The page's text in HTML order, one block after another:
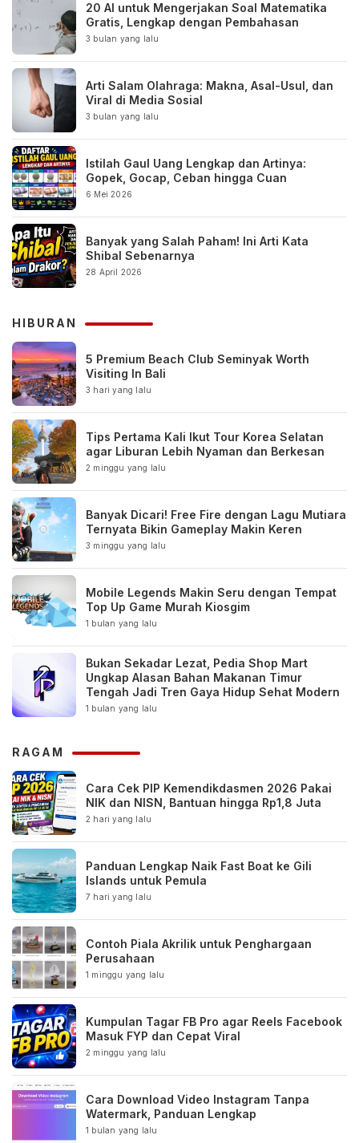
20 AI untuk Mengerjakan Soal Matematika
Gratis, Lengkap dengan Pembahasan
3 bulan yang lalu
Arti Salam Olahraga: Makna, Asal-Usul, dan
Viral di Media Sosial
3 bulan yang lalu
Istilah Gaul Uang Lengkap dan Artinya:
Gopek, Gocap, Ceban hingga Cuan
6 Mei 2026
Banyak yang Salah Paham! Ini Arti Kata
Shibal Sebenarnya
28 April 2026
HIBURAN
5 Premium Beach Club Seminyak Worth
Visiting In Bali
3 hari yang lalu
Tips Pertama Kali Ikut Tour Korea Selatan
agar Liburan Lebih Nyaman dan Berkesan
2 minggu yang lalu
Banyak Dicari! Free Fire dengan Lagu Mutiara
Ternyata Bikin Gameplay Makin Keren
3 minggu yang lalu
Mobile Legends Makin Seru dengan Tempat
Top Up Game Murah Kiosgim
1 bulan yang lalu
Bukan Sekadar Lezat, Pedia Shop Mart
Ungkap Alasan Bahan Makanan Timur
Tengah Jadi Tren Gaya Hidup Sehat Modern
1 bulan yang lalu
RAGAM
Cara Cek PIP Kemendikdasmen 2026 Pakai
NIK dan NISN, Bantuan hingga Rp1,8 Juta
2 hari yang lalu
Panduan Lengkap Naik Fast Boat ke Gili
Islands untuk Pemula
7 hari yang lalu
Contoh Piala Akrilik untuk Penghargaan
Perusahaan
1 minggu yang lalu
Kumpulan Tagar FB Pro agar Reels Facebook
Masuk FYP dan Cepat Viral
2 minggu yang lalu
Cara Download Video Instagram Tanpa
Watermark, Panduan Lengkap
1 bulan yang lalu